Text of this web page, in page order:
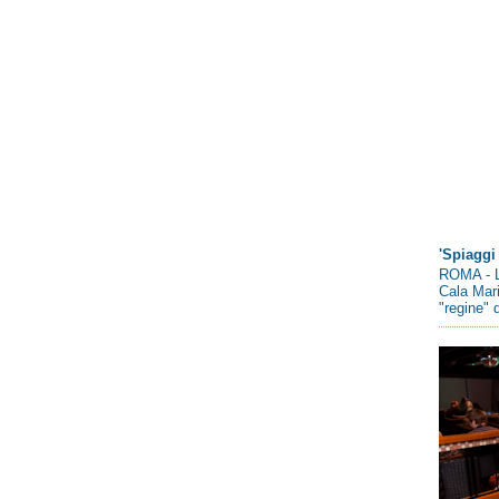
ROMA -
Cala
"regine"